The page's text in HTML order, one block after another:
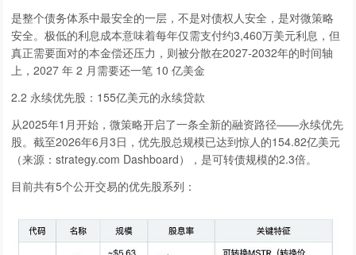
是整个债务体系中最安全的一层，不是对债权人安全，是对微策略
安全。极低的利息成本意味着每年仅需支付约3,460万美元利息，但
真正需要面对的本金偿还压力，则被分散在2027-2032年的时间轴
上，2027 年 2 月需要还一笔 10 亿美金
2.2 永续优先股：155亿美元的永续贷款
从2025年1月开始，微策略开启了一条全新的融资路径——永续优先
股。截至2026年6月3日，优先股总规模已达到惊人的154.82亿美元
（来源：strategy.com Dashboard），是可转债规模的2.3倍。
目前共有5个公开交易的优先股系列：